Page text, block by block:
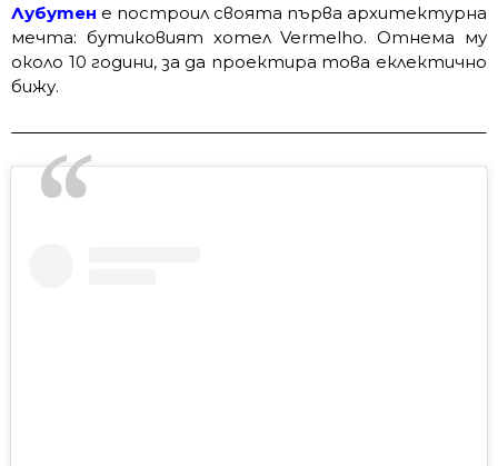
Лубутен е построил своята първа архитектурна
мечта: бутиковият хотел Vermelho. Отнема му
около 10 години, за да проектира това еклектично
бижу.